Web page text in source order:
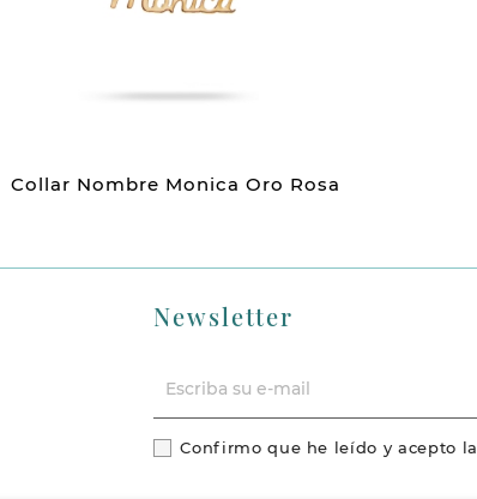
Collar Nombre Monica Oro Rosa
Newsletter
Confirmo que he leído y acepto la